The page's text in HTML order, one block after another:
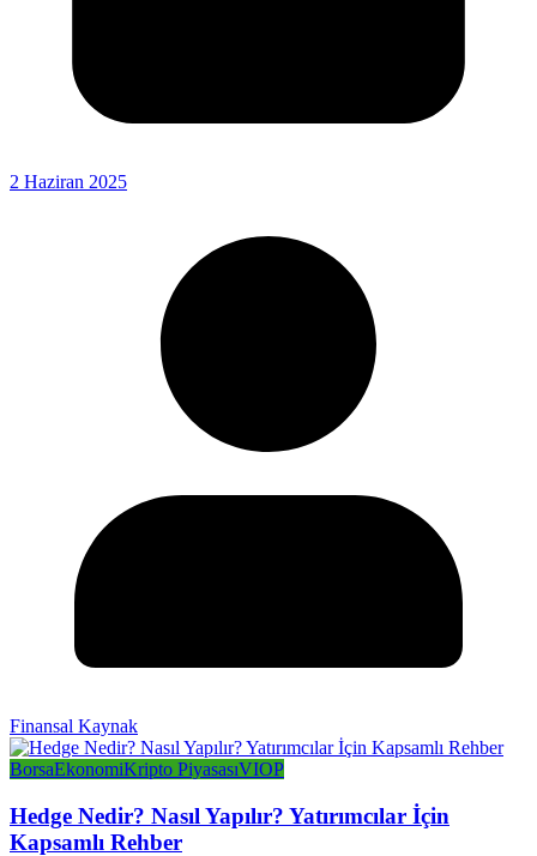
2 Haziran 2025
Finansal Kaynak
BorsaEkonomiKripto PiyasasıVIOP
Hedge Nedir? Nasıl Yapılır? Yatırımcılar İçin
Kapsamlı Rehber